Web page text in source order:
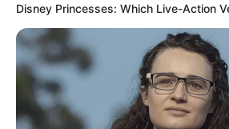
Paying $500/Mo In Debt
Ruthlessly Fleeced
JG WENTWORTH
Disney Princesses: Which Live-Action